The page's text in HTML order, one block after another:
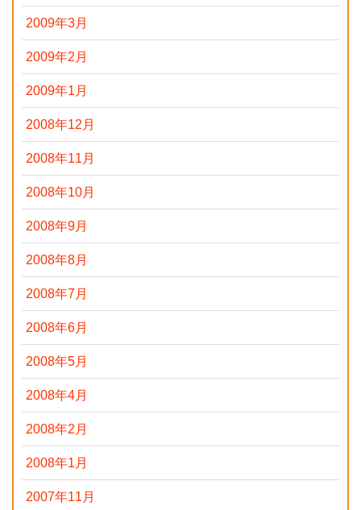
2009年3月
2009年2月
2009年1月
2008年12月
2008年11月
2008年10月
2008年9月
2008年8月
2008年7月
2008年6月
2008年5月
2008年4月
2008年2月
2008年1月
2007年11月